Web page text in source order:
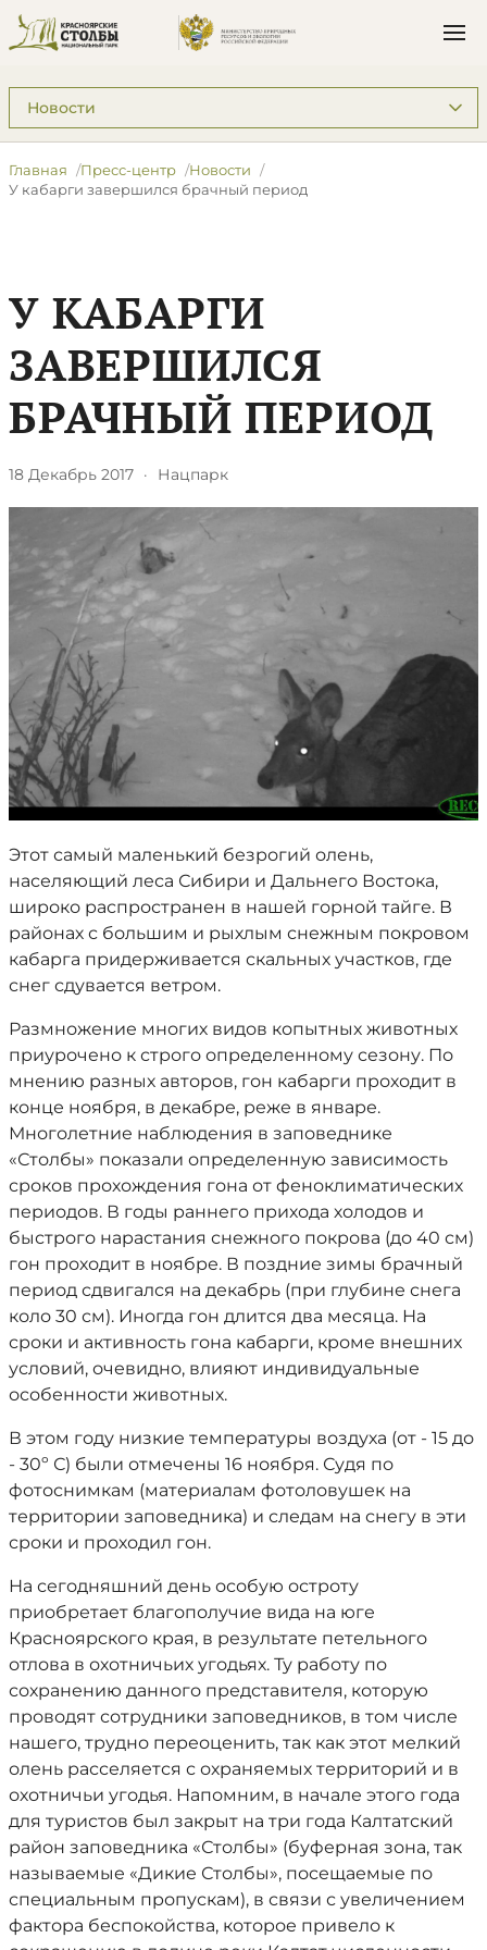
Подразделы: Пресс-центр
Главная Пресс-центр
Новости
​У кабарги завершился брачный период
​У КАБАРГИ
ЗАВЕРШИЛСЯ
БРАЧНЫЙ ПЕРИОД
18 Декабрь 2017 · Нацпарк
Этот самый маленький безрогий олень,
населяющий леса Сибири и Дальнего Востока,
широко распространен в нашей горной тайге. В
районах с большим и рыхлым снежным покровом
кабарга придерживается скальных участков, где
снег сдувается ветром.
Размножение многих видов копытных животных
приурочено к строго определенному сезону. По
мнению разных авторов, гон кабарги проходит в
конце ноября, в декабре, реже в январе.
Многолетние наблюдения в заповеднике
«Столбы» показали определенную зависимость
сроков прохождения гона от феноклиматических
периодов. В годы раннего прихода холодов и
быстрого нарастания снежного покрова (до 40 см)
гон проходит в ноябре. В поздние зимы брачный
период сдвигался на декабрь (при глубине снега
коло 30 см). Иногда гон длится два месяца. На
сроки и активность гона кабарги, кроме внешних
условий, очевидно, влияют индивидуальные
особенности животных.
В этом году низкие температуры воздуха (от - 15 до
- 30º С) были отмечены 16 ноября. Судя по
фотоснимкам (материалам фотоловушек на
территории заповедника) и следам на снегу в эти
сроки и проходил гон.
На сегодняшний день особую остроту
приобретает благополучие вида на юге
Красноярского края, в результате петельного
отлова в охотничьих угодьях. Ту работу по
сохранению данного представителя, которую
проводят сотрудники заповедников, в том числе
нашего, трудно переоценить, так как этот мелкий
олень расселяется с охраняемых территорий и в
охотничьи угодья. Напомним, в начале этого года
для туристов был закрыт на три года Калтатский
район заповедника «Столбы» (буферная зона, так
называемые «Дикие Столбы», посещаемые по
специальным пропускам), в связи с увеличением
фактора беспокойства, которое привело к